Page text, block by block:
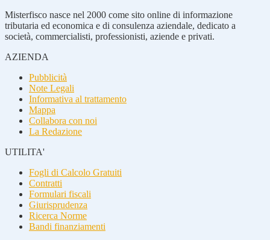
Misterfisco nasce nel 2000 come sito online di informazione
tributaria ed economica e di consulenza aziendale, dedicato a
società, commercialisti, professionisti, aziende e privati.
AZIENDA
Pubblicità
Note Legali
Informativa al trattamento
Mappa
Collabora con noi
La Redazione
UTILITA'
Fogli di Calcolo Gratuiti
Contratti
Formulari fiscali
Giurisprudenza
Ricerca Norme
Bandi finanziamenti